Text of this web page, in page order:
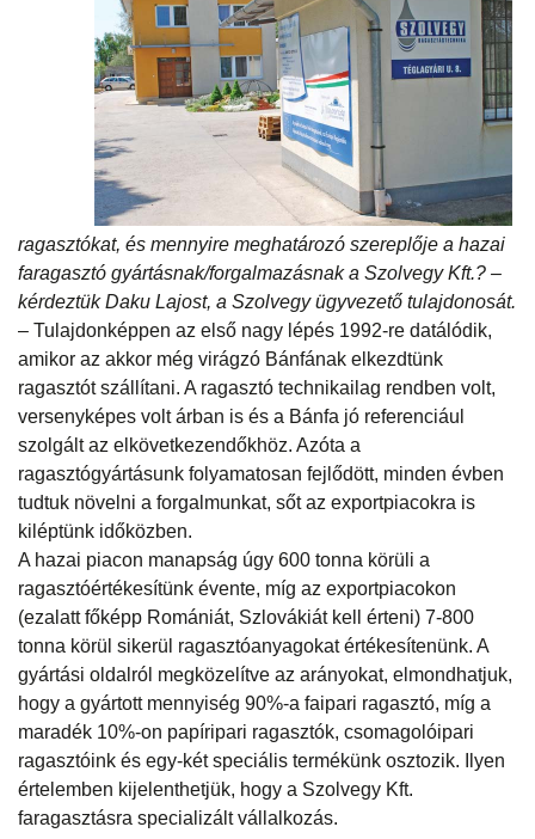
ragasztókat, és mennyire meghatározó szereplője a hazai
faragasztó gyártásnak/forgalmazásnak a Szolvegy Kft.? –
kérdeztük Daku Lajost, a Szolvegy ügyvezető tulajdonosát.
– Tulajdonképpen az első nagy lépés 1992-re datálódik,
amikor az akkor még virágzó Bánfának elkezdtünk
ragasztót szállítani. A ragasztó technikailag rendben volt,
versenyképes volt árban is és a Bánfa jó referenciául
szolgált az elkövetkezendőkhöz. Azóta a
ragasztógyártásunk folyamatosan fejlődött, minden évben
tudtuk növelni a forgalmunkat, sőt az exportpiacokra is
kiléptünk időközben.
A hazai piacon manapság úgy 600 tonna körüli a
ragasztóértékesítünk évente, míg az exportpiacokon
(ezalatt főképp Romániát, Szlovákiát kell érteni) 7-800
tonna körül sikerül ragasztóanyagokat értékesítenünk. A
gyártási oldalról megközelítve az arányokat, elmondhatjuk,
hogy a gyártott mennyiség 90%-a faipari ragasztó, míg a
maradék 10%-on papíripari ragasztók, csomagolóipari
ragasztóink és egy-két speciális termékünk osztozik. Ilyen
értelemben kijelenthetjük, hogy a Szolvegy Kft.
faragasztásra specializált vállalkozás.